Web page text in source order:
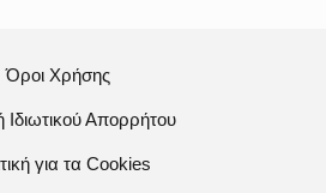
Όροι Χρήσης
Ιδιωτικού Απορρήτου
για τα Cookies